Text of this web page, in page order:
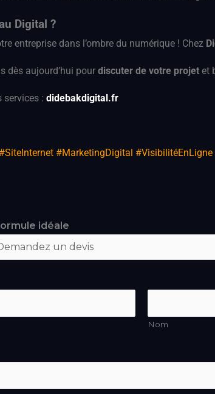
Digital ?
entreprise dans l’ombre du numérique ! Chez
dès aujourd’hui pour discuter de votre projet et
services : didebakdigital.fr
#MarketingDigital
idéale
Nom